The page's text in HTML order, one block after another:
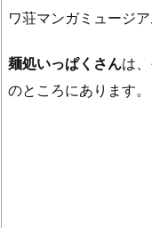
ワ荘マンガミュージア
麺処いっぱくさんは
のところにあります。